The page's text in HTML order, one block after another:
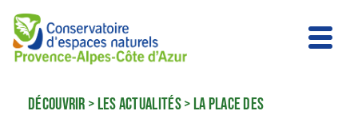
DÉCOUVRIR >LES ACTUALITÉS>LA PLACE DES